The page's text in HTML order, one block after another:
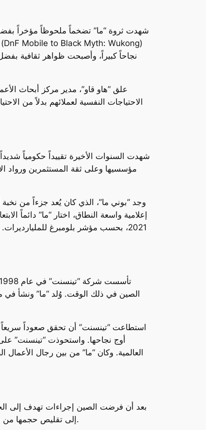
شهدت ثروة “ما” تضخماً ملحوظاً مؤخراً
نجاحاً كبيراً، وأصبحت ظواهر ثقافية
علق “هاو قاو”، مدير مركز أبحاث
الاحتياجات النفسية لعملائهم بدلاً من
شهدت السنوات الأخيرة تقييداً حكومياً
مؤسسيها وعلى ثقة المستثمرين ورواد
وجد “بوني ما”، الذي كان يُعد جزءاً من
2021، بحسب مؤشر بلومبرغ
الصين في ذلك الوقت. وُلد “ما” ونشأ
استطاعت “تينسنت” أن تحقق صعوداً سريعاً
أوج نجاحها. واستحوذت “تينسنت”
بعد أن فرضت الصين إجراءات تهدف إلى
إلى تقليص حجمها من خلال بيع حصصها في الأصول المتعلقة بالتجارة الإلكترونية والألعاب. كما أمرتها الحكومة الصينية بإصلاح عملياتها المالية.